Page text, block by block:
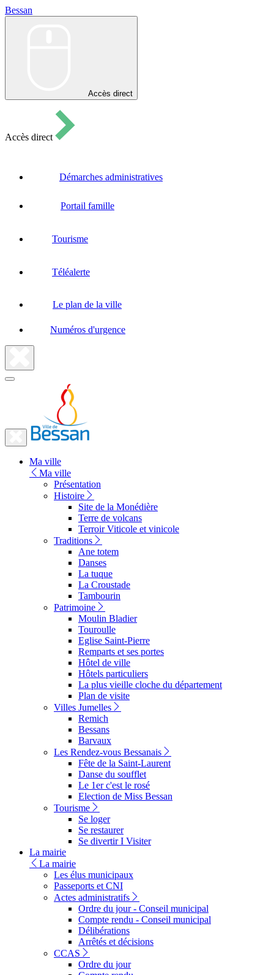
Bessan
Accès direct
Accès direct
Démarches administratives
Portail famille
Tourisme
Téléalerte
Le plan de la ville
Numéros d'urgence
Fermer
Fermer
vers
Ma ville
Ma ville
Présentation
Histoire
Site de la Monédière
Terre de volcans
Terroir Viticole et vinicole
Traditions
Ane totem
Danses
La tuque
La Croustade
Tambourin
Patrimoine
Moulin Bladier
Touroulle
Eglise Saint-Pierre
Remparts et ses portes
Hôtel de ville
Hôtels particuliers
La plus vieille cloche du département
Plan de visite
Villes Jumelles
Remich
Bessans
Barvaux
Les Rendez-vous Bessanais
Fête de la Saint-Laurent
Danse du soufflet
Le 1er c'est le rosé
Election de Miss Bessan
Tourisme
Se loger
Se restaurer
Se divertir I Visiter
La mairie
La mairie
Les élus municipaux
Passeports et CNI
Actes administratifs
Ordre du jour - Conseil municipal
Compte rendu - Conseil municipal
Délibérations
Arrêtés et décisions
CCAS
Ordre du jour